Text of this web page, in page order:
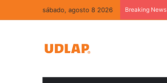
sábado, agosto 8 2026 Breaking News